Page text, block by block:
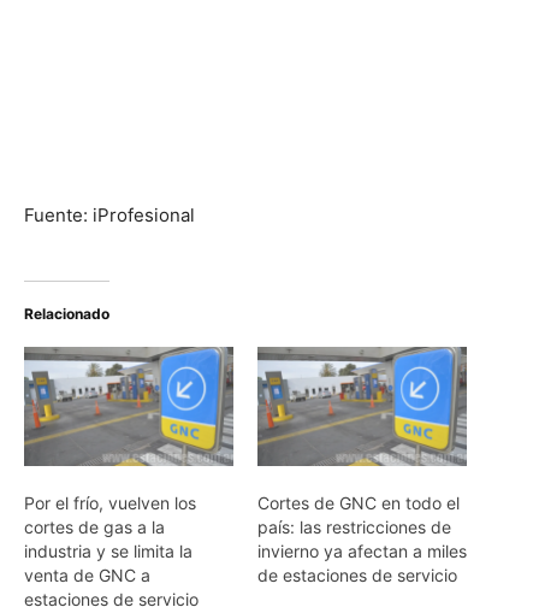
Fuente: iProfesional
Relacionado
Por el frío, vuelven los
cortes de gas a la
industria y se limita la
venta de GNC a
estaciones de servicio
Cortes de GNC en todo el
país: las restricciones de
invierno ya afectan a miles
de estaciones de servicio